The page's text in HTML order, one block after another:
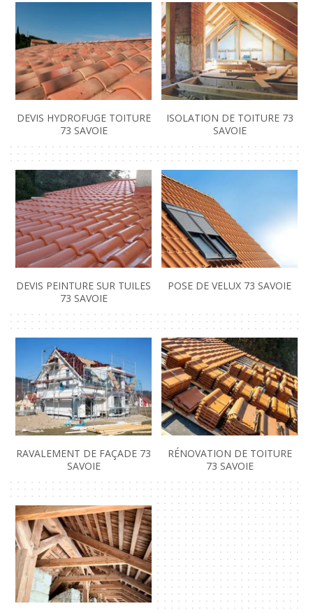
DEVIS HYDROFUGE TOITURE
73 SAVOIE
ISOLATION DE TOITURE 73
SAVOIE
DEVIS PEINTURE SUR TUILES
73 SAVOIE
POSE DE VELUX 73 SAVOIE
RAVALEMENT DE FAÇADE 73
SAVOIE
RÉNOVATION DE TOITURE
73 SAVOIE